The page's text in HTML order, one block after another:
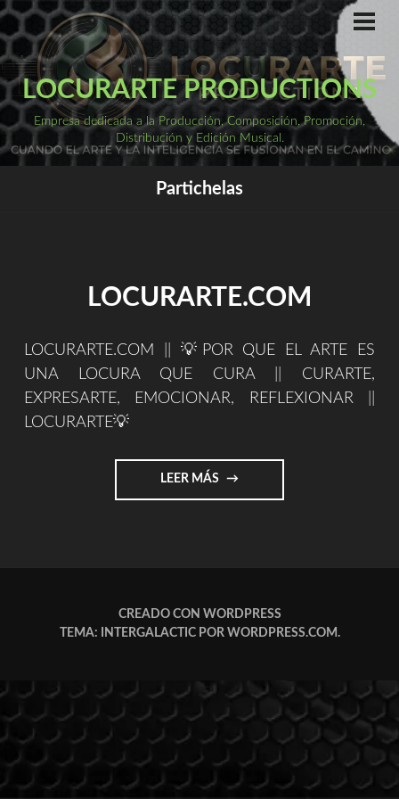
Saltar
al
contenido
LOCURARTE PRODUCTIONS
Empresa dedicada a la Producción, Composición, Promoción,
Distribución y Edición Musical.
Partichelas
LOCURARTE.COM
LOCURARTE.COM || 💡POR QUE EL ARTE ES
UNA LOCURA QUE CURA || CURARTE,
EXPRESARTE, EMOCIONAR, REFLEXIONAR ||
LOCURARTE💡
LEER MÁS "LOCURARTE.COM"
CREADO CON WORDPRESS
TEMA: INTERGALACTIC POR WORDPRESS.COM.